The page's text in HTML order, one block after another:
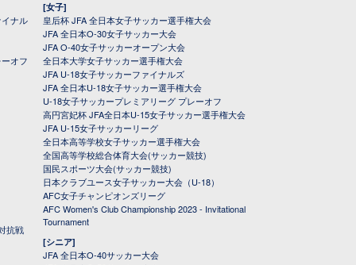
ナル
オフ
抗戦
[女子]
皇后杯 JFA 全日本女子サッカー選手権大会
JFA 全日本O-30女子サッカー大会
JFA O-40女子サッカーオープン大会
全日本大学女子サッカー選手権大会
JFA U-18女子サッカーファイナルズ
JFA 全日本U-18女子サッカー選手権大会
U-18女子サッカープレミアリーグ プレーオフ
高円宮妃杯 JFA全日本U-15女子サッカー選手権大会
JFA U-15女子サッカーリーグ
全日本高等学校女子サッカー選手権大会
全国高等学校総合体育大会(サッカー競技)
国民スポーツ大会(サッカー競技)
日本クラブユース女子サッカー大会（U-18）
AFC女子チャンピオンズリーグ
AFC Women's Club Championship 2023 - Invitational
Tournament
[シニア]
JFA 全日本O-40サッカー大会